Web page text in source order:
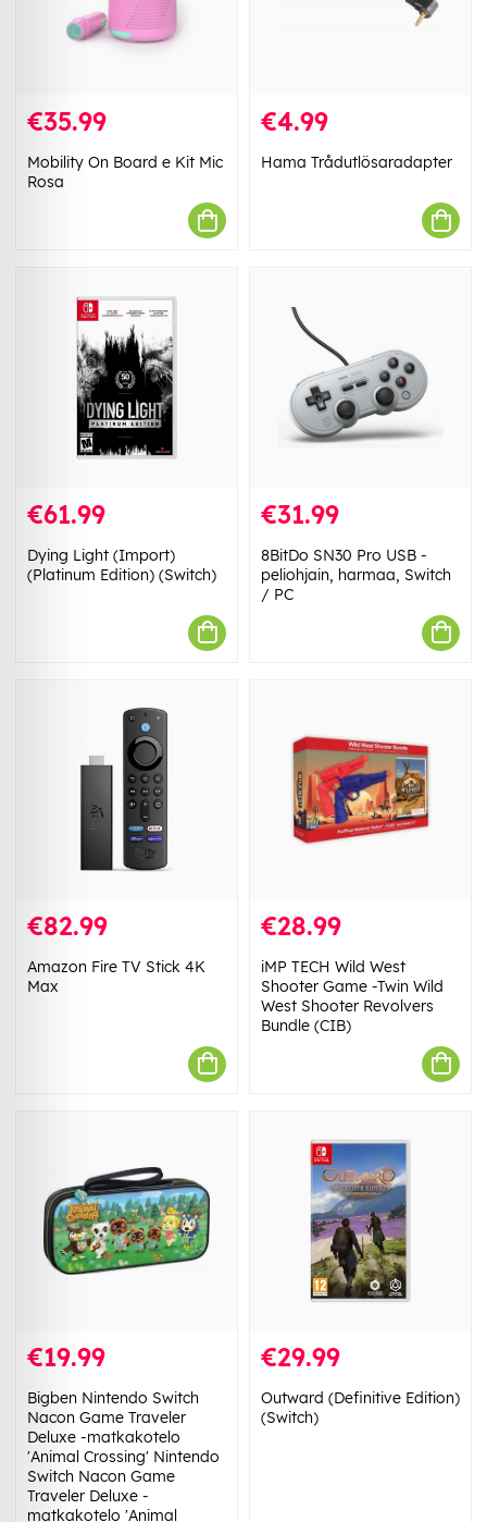
€35.99
Mobility On Board e Kit Mic
Rosa
€4.99
Hama Trådutlösaradapter
€61.99
Dying Light (Import)
(Platinum Edition) (Switch)
€31.99
8BitDo SN30 Pro USB -
peliohjain, harmaa, Switch
/ PC
€82.99
Amazon Fire TV Stick 4K
Max
€28.99
iMP TECH Wild West
Shooter Game -Twin Wild
West Shooter Revolvers
Bundle (CIB)
€19.99
Bigben Nintendo Switch
Nacon Game Traveler
Deluxe -matkakotelo
'Animal Crossing' Nintendo
Switch Nacon Game
Traveler Deluxe -
matkakotelo 'Animal
€29.99
Outward (Definitive Edition)
(Switch)